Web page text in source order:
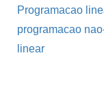
Programacao
programacao
linear